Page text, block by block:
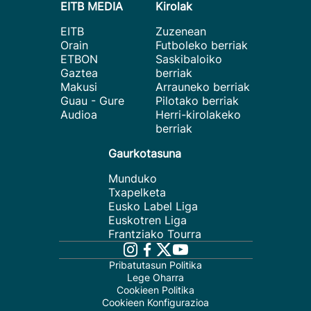
EITB MEDIA
EITB
Orain
ETBON
Gaztea
Makusi
Guau - Gure
Audioa
Kirolak
Zuzenean
Futboleko berriak
Saskibaloiko
berriak
Arrauneko berriak
Pilotako berriak
Herri-kirolakeko
berriak
Gaurkotasuna
Munduko
Txapelketa
Eusko Label Liga
Euskotren Liga
Frantziako Tourra
Pribatutasun Politika
Lege Oharra
Cookieen Politika
Cookieen Konfigurazioa